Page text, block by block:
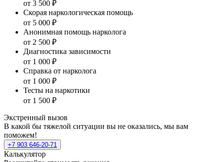
от 3 500 ₽
Скорая наркологическая помощь
от 5 000 ₽
Анонимная помощь нарколога
от 2 500 ₽
Диагностика зависимости
от 1 000 ₽
Справка от нарколога
от 1 000 ₽
Тесты на наркотики
от 1 500 ₽
Экстренный вызов
В какой бы тяжелой ситуации вы не оказались, мы вам
поможем!
+7 903 646-20-71
Калькулятор